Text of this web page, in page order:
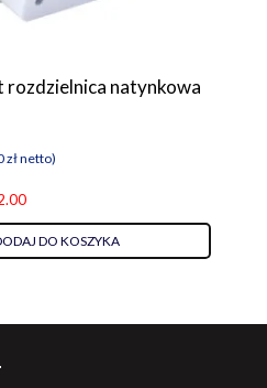
rozdzielnica natynkowa
złnetto)
DO KOSZYKA